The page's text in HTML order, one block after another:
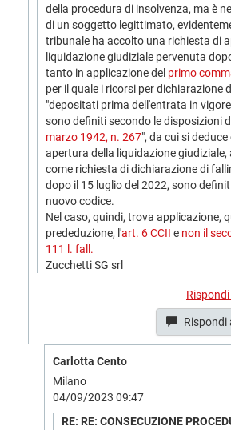
della procedura di insolvenza, ma è
di un soggetto legittimato,
tribunale ha accolto una richiesta di
liquidazione giudiziale pervenuta
tanto in applicazione del primo
per il quale i ricorsi per dichiarazione
"depositati prima dell'entrata in
sono definiti secondo le disposizioni
marzo 1942, n. 267", da cui si
apertura della liquidazione
come richiesta di dichiarazione di
dopo il 15 luglio del 2022, sono
nuovo codice.
Nel caso, quindi, trova applicazione,
prededuzione, l'art. 6 CCII e non il
111 l. fall.
Zucchetti SG srl
Rispondi
Carlotta Cento
Milano
04/09/2023 09:47
RE: RE: CONSECUZIONE